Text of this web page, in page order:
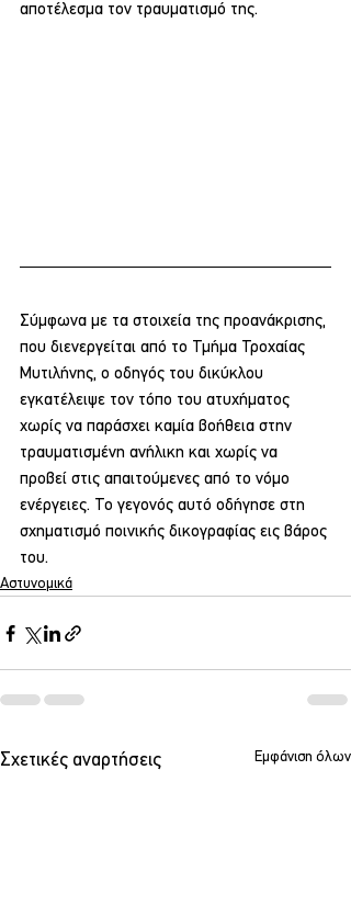
αποτέλεσμα τον τραυματισμό της.
Σύμφωνα με τα στοιχεία της προανάκρισης,
που διενεργείται από το Τμήμα Τροχαίας
Μυτιλήνης, ο οδηγός του δικύκλου
εγκατέλειψε τον τόπο του ατυχήματος
χωρίς να παράσχει καμία βοήθεια στην
τραυματισμένη ανήλικη και χωρίς να
προβεί στις απαιτούμενες από το νόμο
ενέργειες. Το γεγονός αυτό οδήγησε στη
σχηματισμό ποινικής δικογραφίας εις βάρος
του.
Αστυνομικά
Σχετικές αναρτήσεις Εμφάνιση όλων